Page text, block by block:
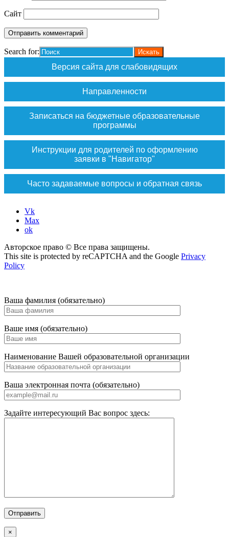
Сайт
Search for:
Версия сайта для слабовидящих
Направленности
Записаться на бюджетные образовательные
программы
Инструкции для родителей по оформлению
заявки в "Навигатор"
Часто задаваемые вопросы и обратная связь
Vk
Max
ok
Авторское право © Все права защищены.
This site is protected by reCAPTCHA and the Google Privacy
Policy
Ваша фамилия (обязательно)
Ваше имя (обязательно)
Наименование Вашей образовательной организации
Ваша электронная почта (обязательно)
Задайте интересующий Вас вопрос здесь:
×